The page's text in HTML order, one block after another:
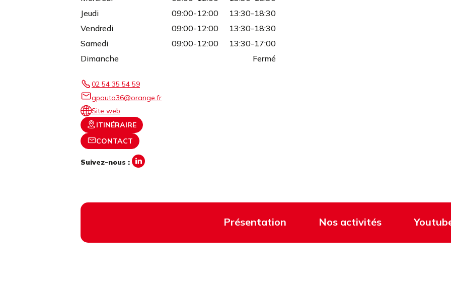
Jeudi
09:00-12:00
13:30-18:30
Vendredi
09:00-12:00
13:30-18:30
Samedi
09:00-12:00
13:30-17:00
Dimanche
Fermé
02 54 35 54 59
gpauto36@orange.fr
Site web
ITINÉRAIRE
CONTACT
Suivez-nous :
Présentation Nos activités